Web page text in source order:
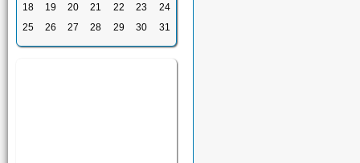
18
19 20 21 22 23
24
25
26 27 28 29 30 31